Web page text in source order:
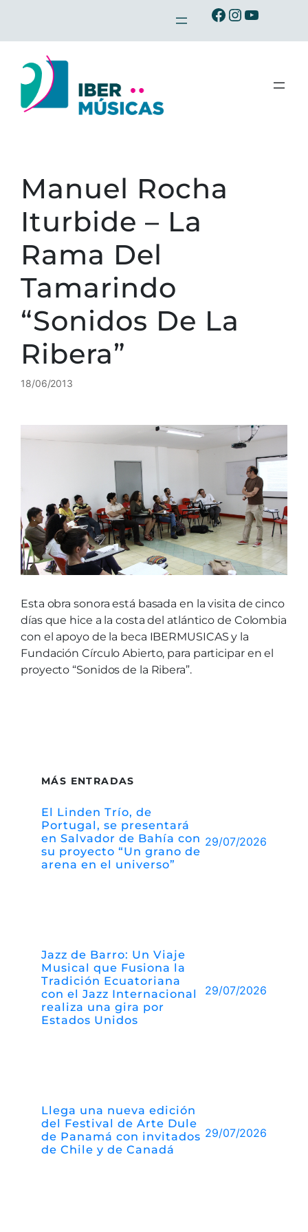
contenido
Ibermusicas en Facebook
Ibermusicas en Instagram
Ibermusicas en Youtube
Manuel Rocha
Iturbide – La
Rama Del
Tamarindo
“Sonidos De La
Ribera”
18/06/2013
Esta obra sonora está basada en la visita de cinco
días que hice a la costa del atlántico de Colombia
con el apoyo de la beca IBERMUSICAS y la
Fundación Círculo Abierto, para participar en el
proyecto “Sonidos de la Ribera”.
MÁS ENTRADAS
El Linden Trío, de
Portugal, se presentará
en Salvador de Bahía con
su proyecto “Un grano de
arena en el universo”
29/07/2026
Jazz de Barro: Un Viaje
Musical que Fusiona la
Tradición Ecuatoriana
con el Jazz Internacional
realiza una gira por
Estados Unidos
29/07/2026
Llega una nueva edición
del Festival de Arte Dule
de Panamá con invitados
de Chile y de Canadá
29/07/2026